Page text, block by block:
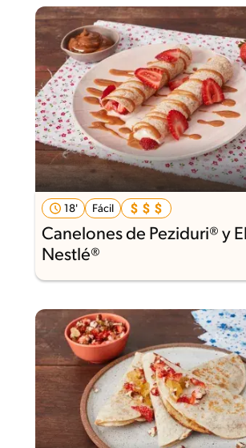
18' Fácil
Canelones de Peziduri® y
Nestlé®